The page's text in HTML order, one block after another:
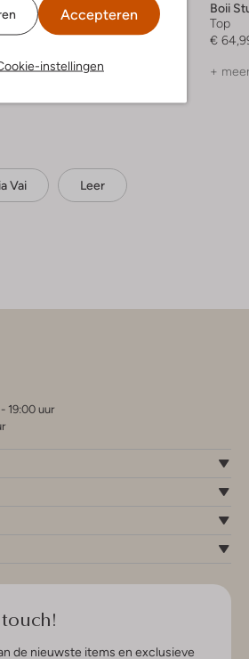
Accepteren
instellingen
Nik & Nik
Jack
€ 144,99 € 57,99
Boii
Top
€
+
Vai Leer
19:00 uur
de nieuwste items en exclusieve